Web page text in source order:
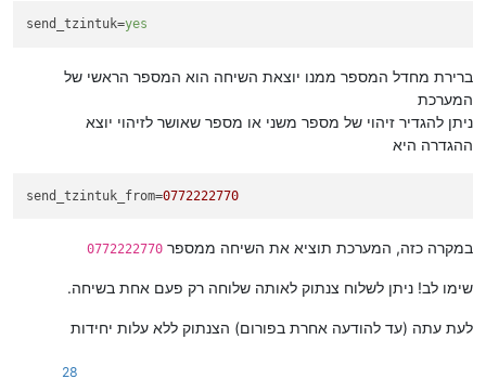
send_tzintuk=yes
ברירת מחדל המספר ממנו יוצאת השיחה הוא המספר הראשי של
המערכת
ניתן להגדיר זיהוי של מספר משני או מספר שאושר לזיהוי יוצא
ההגדרה היא
send_tzintuk_from=0772222770
במקרה כזה, המערכת תוציא את השיחה ממספר 0772222770
שימו לב! ניתן לשלוח צנתוק לאותה שלוחה רק פעם אחת בשיחה.
לעת עתה (עד להודעה אחרת בפורום) הצנתוק ללא עלות יחידות
28